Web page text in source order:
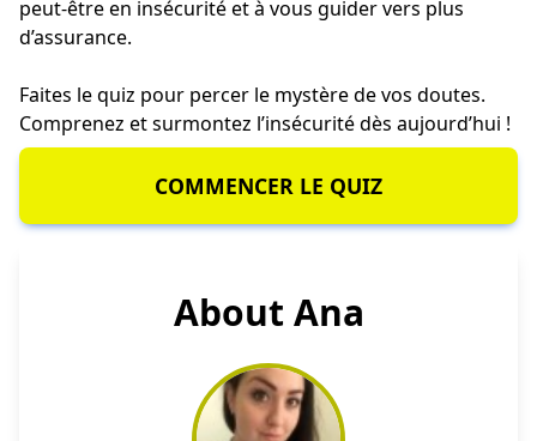
peut-être en insécurité et à vous guider vers plus
d’assurance.
Faites le quiz pour percer le mystère de vos doutes.
Comprenez et surmontez l’insécurité dès aujourd’hui !
COMMENCER LE QUIZ
About Ana